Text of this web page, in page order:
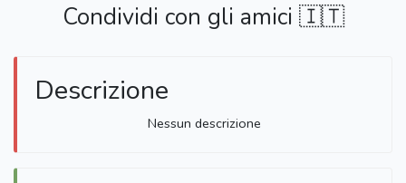
Condividi con gli amici 🇮🇹
Descrizione
Nessun descrizione